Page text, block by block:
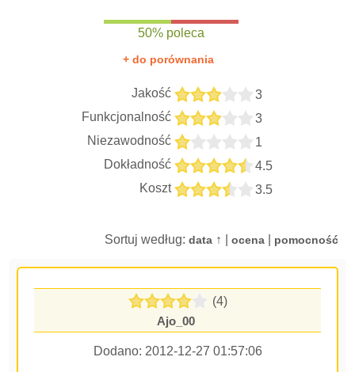
50% poleca
+ do porównania
Jakość
3
Funkcjonalność
3
Niezawodność
1
Dokładność
4.5
Koszt
3.5
Sortuj według: data↑ | ocena| pomocność
(4)
Ajo_00
Dodano: 2012-12-27 01:57:06